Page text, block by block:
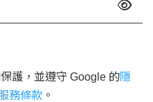
護，並遵守 Google 的隱
務條款 。